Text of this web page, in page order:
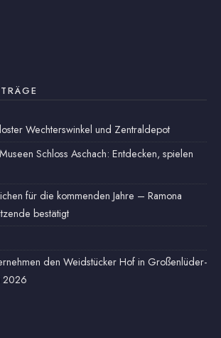
Wechterswinkel und Zentraldepot
Schloss Aschach: Entdecken, spielen
für die kommenden Jahre – Ramona
bestätigt
den Weidstücker Hof in Großenlüder-
2026